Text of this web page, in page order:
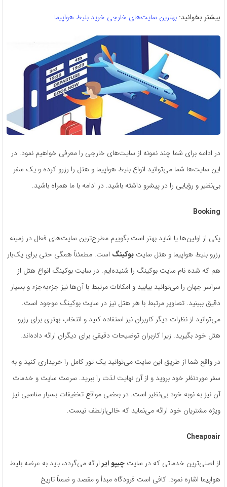
بیشتر بخوانید: بهترین سایت‌های خارجی خرید بلیط هواپیما
در ادامه برای شما چند نمونه از سایت‌های خارجی را معرفی خواهیم نمود. در
این سایت‌ها شما می‌توانید انواع بلیط هواپیما و هتل را رزرو کرده و یک سفر
بی‌نظیر و رؤیایی را در پیشرو داشته باشید. در ادامه با ما همراه باشید.
Booking
یکی از اولین‌ها یا شاید بهتر است بگوییم مطرح‌ترین سایت‌های فعال در زمینه
رزرو بلیط هواپیما و هتل سایت بوکینگ است. مطمئناً همگی حتی برای یک‌بار
هم که شده نام سایت بوکینگ را شنیده‌ایم. در سایت بوکینگ انواع هتل از
سراسر جهان را می‌توانید بیابید و امکانات مرتبط با آن‌ها نیز جزءبه‌جزء و بسیار
دقیق ببینید. تصاویر مرتبط با هر هتل نیز در سایت بوکینگ موجود است.
می‌توانید از نظرات دیگر کاربران نیز استفاده کنید و انتخاب بهتری برای رزرو
هتل خود بگیرید. زیرا کاربران توضیحات دقیقی برای دیگران ارائه داده‌اند.
در واقع شما از طریق این سایت می‌توانید یک تور کامل را خریداری کنید و به
سفر موردنظر خود بروید و از آن نهایت لذت را ببرید. سرعت سایت و خدمات
آن نیز به نوبه خود بی‌نظیر است. در بعضی مواقع تخفیفات بسیار مناسبی نیز
ویژه مشتریان خود ارائه می‌نماید که خالی‌ازلطف نیست.
Cheapoair
از اصلی‌ترین خدماتی که در سایت چیپو ایر ارائه می‌گردد، باید به عرضه بلیط
هواپیما اشاره نمود. کافی است فرودگاه مبدأ و مقصد و ضمناً تاریخ